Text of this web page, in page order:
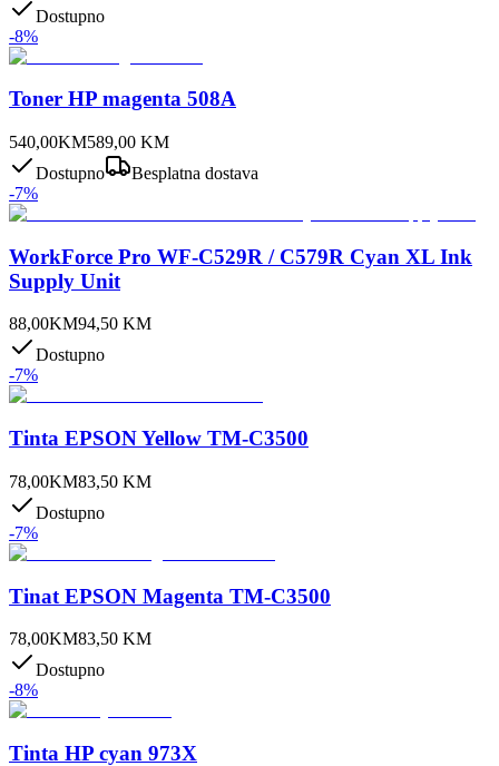
Dostupno
-8%
Toner HP magenta 508A
540,00KM589,00 KM
Dostupno
Besplatna dostava
-7%
WorkForce Pro WF-C529R / C579R Cyan XL Ink
Supply Unit
88,00KM94,50 KM
Dostupno
-7%
Tinta EPSON Yellow TM-C3500
78,00KM83,50 KM
Dostupno
-7%
Tinat EPSON Magenta TM-C3500
78,00KM83,50 KM
Dostupno
-8%
Tinta HP cyan 973X